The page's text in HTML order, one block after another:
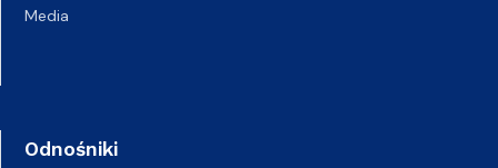
Media
Odnośniki